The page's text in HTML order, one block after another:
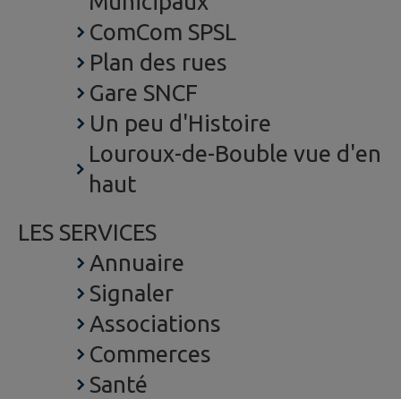
ComCom SPSL
Plan des rues
Gare SNCF
Un peu d'Histoire
Louroux-de-Bouble vue d'en
haut
LES SERVICES
Annuaire
Signaler
Associations
Commerces
Santé